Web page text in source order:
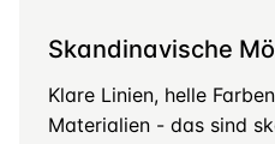
Skandinavische
Klare Linien, helle
Materialien - das sind